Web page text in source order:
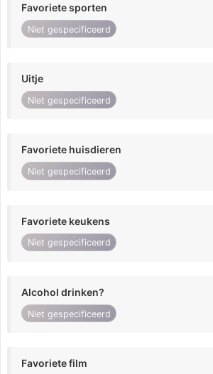
Favoriete sporten
Niet gespecificeerd
Uitje
Niet gespecificeerd
Favoriete huisdieren
Niet gespecificeerd
Favoriete keukens
Niet gespecificeerd
Alcohol drinken?
Niet gespecificeerd
Favoriete film